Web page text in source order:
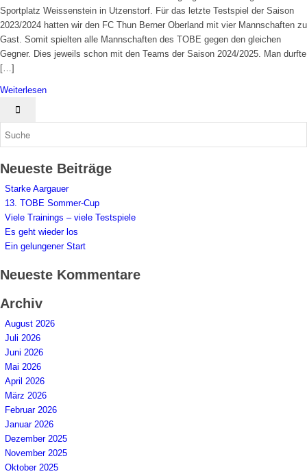
Sportplatz Weissenstein in Utzenstorf. Für das letzte Testspiel der Saison
2023/2024 hatten wir den FC Thun Berner Oberland mit vier Mannschaften zu
Gast. Somit spielten alle Mannschaften des TOBE gegen den gleichen
Gegner. Dies jeweils schon mit den Teams der Saison 2024/2025. Man durfte
[…]
Weiterlesen
Neueste Beiträge
Starke Aargauer
13. TOBE Sommer-Cup
Viele Trainings – viele Testspiele
Es geht wieder los
Ein gelungener Start
Neueste Kommentare
Archiv
August 2026
Juli 2026
Juni 2026
Mai 2026
April 2026
März 2026
Februar 2026
Januar 2026
Dezember 2025
November 2025
Oktober 2025